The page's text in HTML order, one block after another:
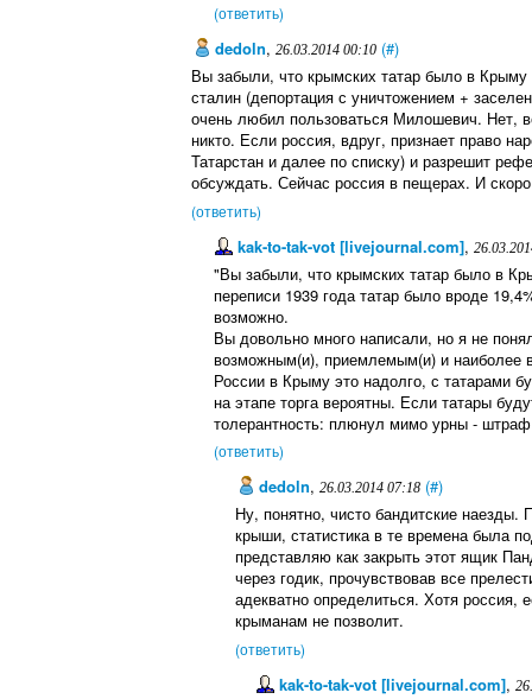
(ответить)
dedoln,26.03.2014 00:10 (#)
Вы забыли, что крымских татар было в
сталин (депортация с уничтожением +
очень любил пользоваться Милошевич. Нет,
никто. Если россия, вдруг, признает право
Татарстан и далее по списку) и разрешит
обсуждать. Сейчас россия в пещерах. И
(ответить)
kak-to-tak-vot [livejournal.com],
"Вы забыли, что крымских татар было в
переписи 1939 года татар было вроде
возможно.
Вы довольно много написали, но я не
возможным(и), приемлемым(и) и наиболее
России в Крыму это надолго, с татарами
на этапе торга вероятны. Если татары
толерантность: плюнул мимо урны -
(ответить)
dedoln, 26.03.2014 07:18 (#)
Ну, понятно, чисто бандитские
крыши, статистика в те времена была
представляю как закрыть этот ящик
через годик, прочувствовав все
адекватно определиться. Хотя россия,
крыманам не позволит.
(ответить)
kak-to-tak-vot [livejournal.com],